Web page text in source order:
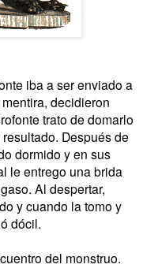
iba a ser enviado a
decidieron
trato de domarlo
Después de
dormido y en sus
le entrego una brida
Al despertar,
y cuando la tomo y
dócil.
del monstruo.